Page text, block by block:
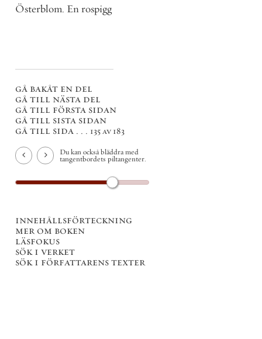
Österblom. En rospigg
gå bakåt en del
gå till nästa del
gå till första sidan
gå till sista sidan
gå till sida . . . 135 av 183
Du kan också bläddra med
tangentbordets piltangenter.
innehållsförteckning
mer om boken
läsfokus
sök i verket
sök i författarens texter